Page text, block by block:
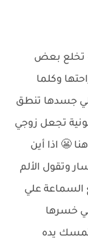
تخلع بعض
وكلما
جسدها تنطق
تجعل زوجي
😬 اذا أين
وتقول الألم
السماعة علي
خسرها
تمسك يده